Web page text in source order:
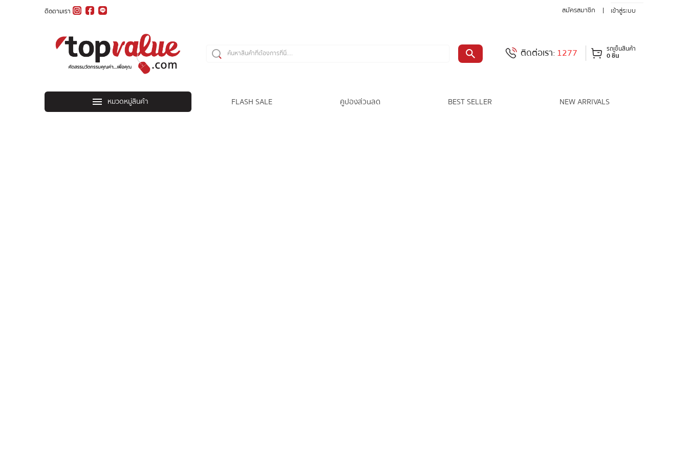
ติดตามเรา สมัครสมาชิก เข้าสู่ระบบ
หมวดหมู่สินค้า FLASH SALE คูปองส่วนลด BEST SELLER NEW ARRIVALS
ติดต่อเรา:1277 รถเข็นสินค้า
0 ชิ้น